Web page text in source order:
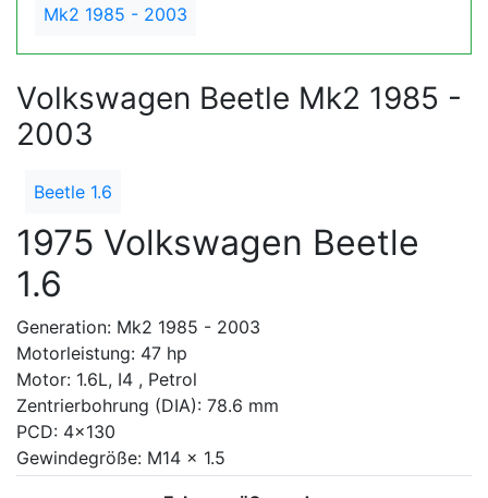
Mk2 1985 - 2003
Volkswagen Beetle Mk2 1985 -
2003
Beetle 1.6
1975 Volkswagen Beetle
1.6
Generation: Mk2 1985 - 2003
Motorleistung: 47 hp
Motor: 1.6L, I4 , Petrol
Zentrierbohrung (DIA): 78.6 mm
PCD: 4x130
Gewindegröße: M14 x 1.5